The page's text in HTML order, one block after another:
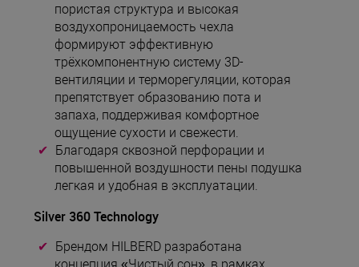
пористая структура и высокая
воздухопроницаемость чехла
формируют эффективную
трёхкомпонентную систему 3D-
вентиляции и терморегуляции, которая
препятствует образованию пота и
запаха, поддерживая комфортное
ощущение сухости и свежести.
Благодаря сквозной перфорации и
повышенной воздушности пены подушка
легкая и удобная в эксплуатации.
Silver 360 Technology
Брендом HILBERD разработана
концепция «Чистый сон», в рамках